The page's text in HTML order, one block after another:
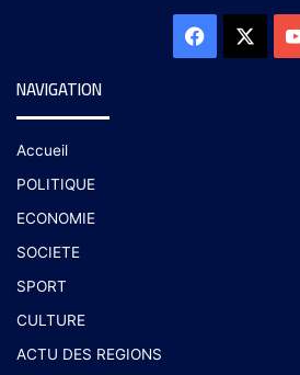
NAVIGATION
Accueil
POLITIQUE
ECONOMIE
SOCIETE
SPORT
CULTURE
ACTU DES REGIONS